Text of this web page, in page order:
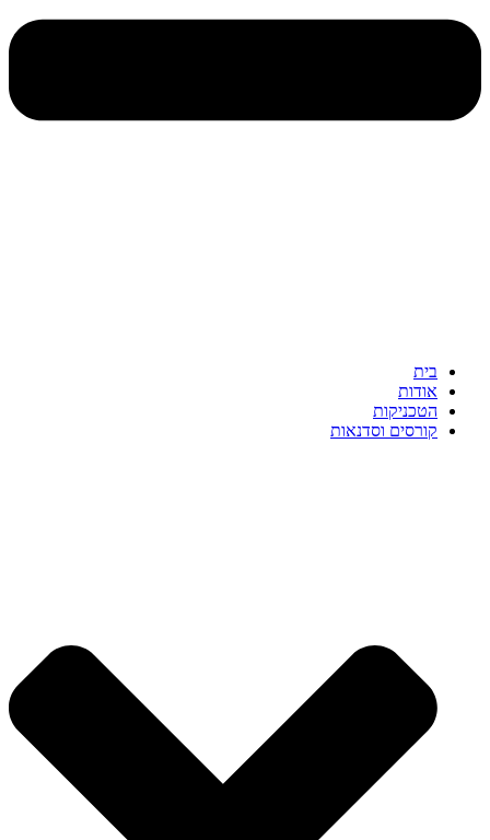
בית
אודות
הטכניקות
קורסים וסדנאות